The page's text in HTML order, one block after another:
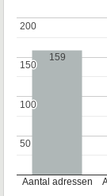
Aantal adressen
50
50
100
100
150
150
200
200
159